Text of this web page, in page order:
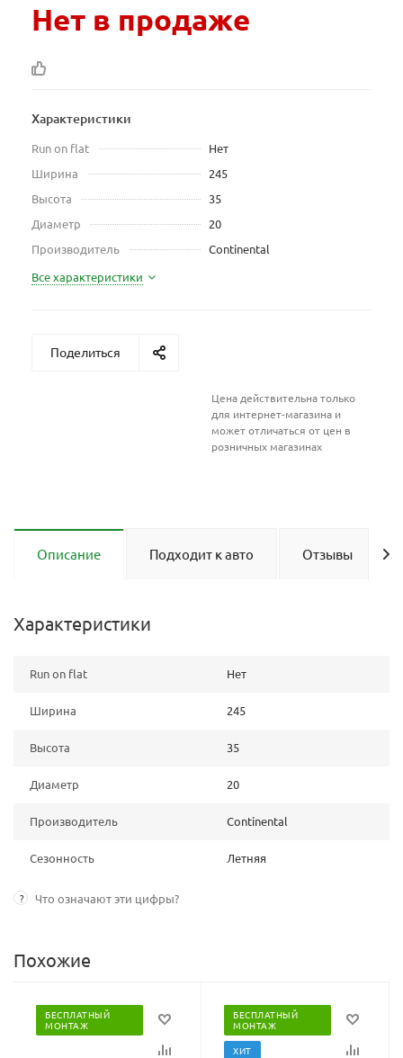
Нет в продаже
Характеристики
Run on flat
Нет
Ширина
245
Высота
35
Диаметр
20
Производитель
Continental
Все характеристики
Поделиться
Цена действительна только
для интернет-магазина и
может отличаться от цен в
розничных магазинах
Описание Подходит к авто Отзывы
Характеристики
Run on flat Нет
Ширина 245
Высота 35
Диаметр 20
Производитель Continental
Сезонность Летняя
? Что означают эти цифры?
Похожие
БЕСПЛАТНЫЙ
МОНТАЖ
БЕСПЛАТНЫЙ
МОНТАЖ
ХИТ